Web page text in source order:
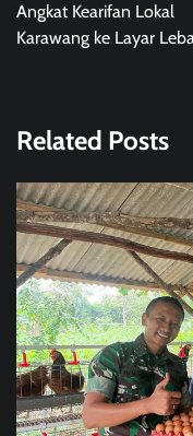
Angkat Kearifan Lokal
Karawang ke Layar
Related Posts